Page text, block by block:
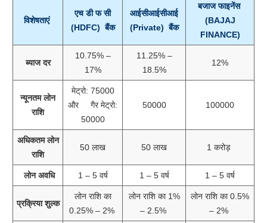
विशेषताएं
एच डी फ सी
(HDFC) बैंक
आईसीआईसीआई
(Private) बैंक
बजाज फाइनेंस
(BAJAJ
FINANCE)
ब्याज दर
10.75% –
17%
11.25% –
18.5%
12%
न्यूनतम लोन
राशि
मेट्रो: 75000
और गैर मेट्रो:
50000
50000 100000
अधिकतम लोन
राशि
50 लाख 50 लाख 1 करोड़
लोन अवधि 1 – 5 वर्ष 1 – 5 वर्ष 1 – 5 वर्ष
प्रक्रिया शुल्क
लोन राशि का
0.25% – 2%
लोन राशि का 1%
– 2.5%
लोन राशि का 0.5%
– 2%